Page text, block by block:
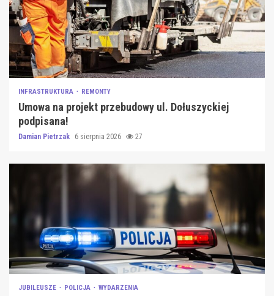
INFRASTRUKTURA REMONTY
Umowa na projekt przebudowy ul. Dołuszyckiej
podpisana!
Damian Pietrzak 6 sierpnia 2026 27
JUBILEUSZE POLICJA WYDARZENIA